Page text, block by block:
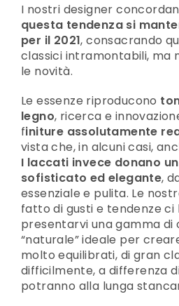
I nostri designer
questa tendenza si
per il 2021, consacrando
classici intramontabili, ma
le novità.
Le essenze riproducono
legno, ricerca e
finiture assolutamente
vista che, in alcuni casi,
I laccati invece donano
sofisticato ed elegante,
essenziale e pulita. Le
fatto di gusti e tendenze
presentarvi una gamma di
“naturale” ideale per
molto equilibrati, di gran
difficilmente, a differenza
potranno alla lunga